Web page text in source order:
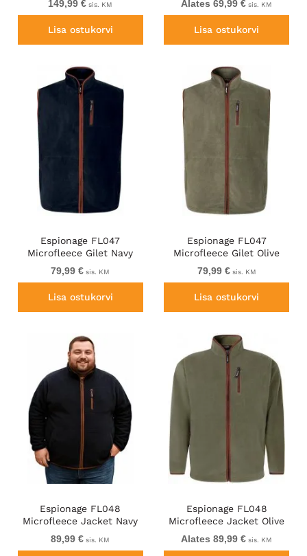
149,99 € sis. KM
Lisa ostukorvi
Alates 69,99 € sis. KM
Lisa ostukorvi
Espionage FL047
Microfleece Gilet Navy
79,99 € sis. KM
Lisa ostukorvi
Espionage FL047
Microfleece Gilet Olive
Green
79,99 €sis. KM
Lisa ostukorvi
Espionage FL048
Microfleece Jacket Navy
89,99 € sis. KM
Espionage FL048
Microfleece Jacket Olive
Green
Alates 89,99 € sis. KM